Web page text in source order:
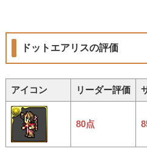
ドットエアリスの評価
アイコン リーダー評価
80点